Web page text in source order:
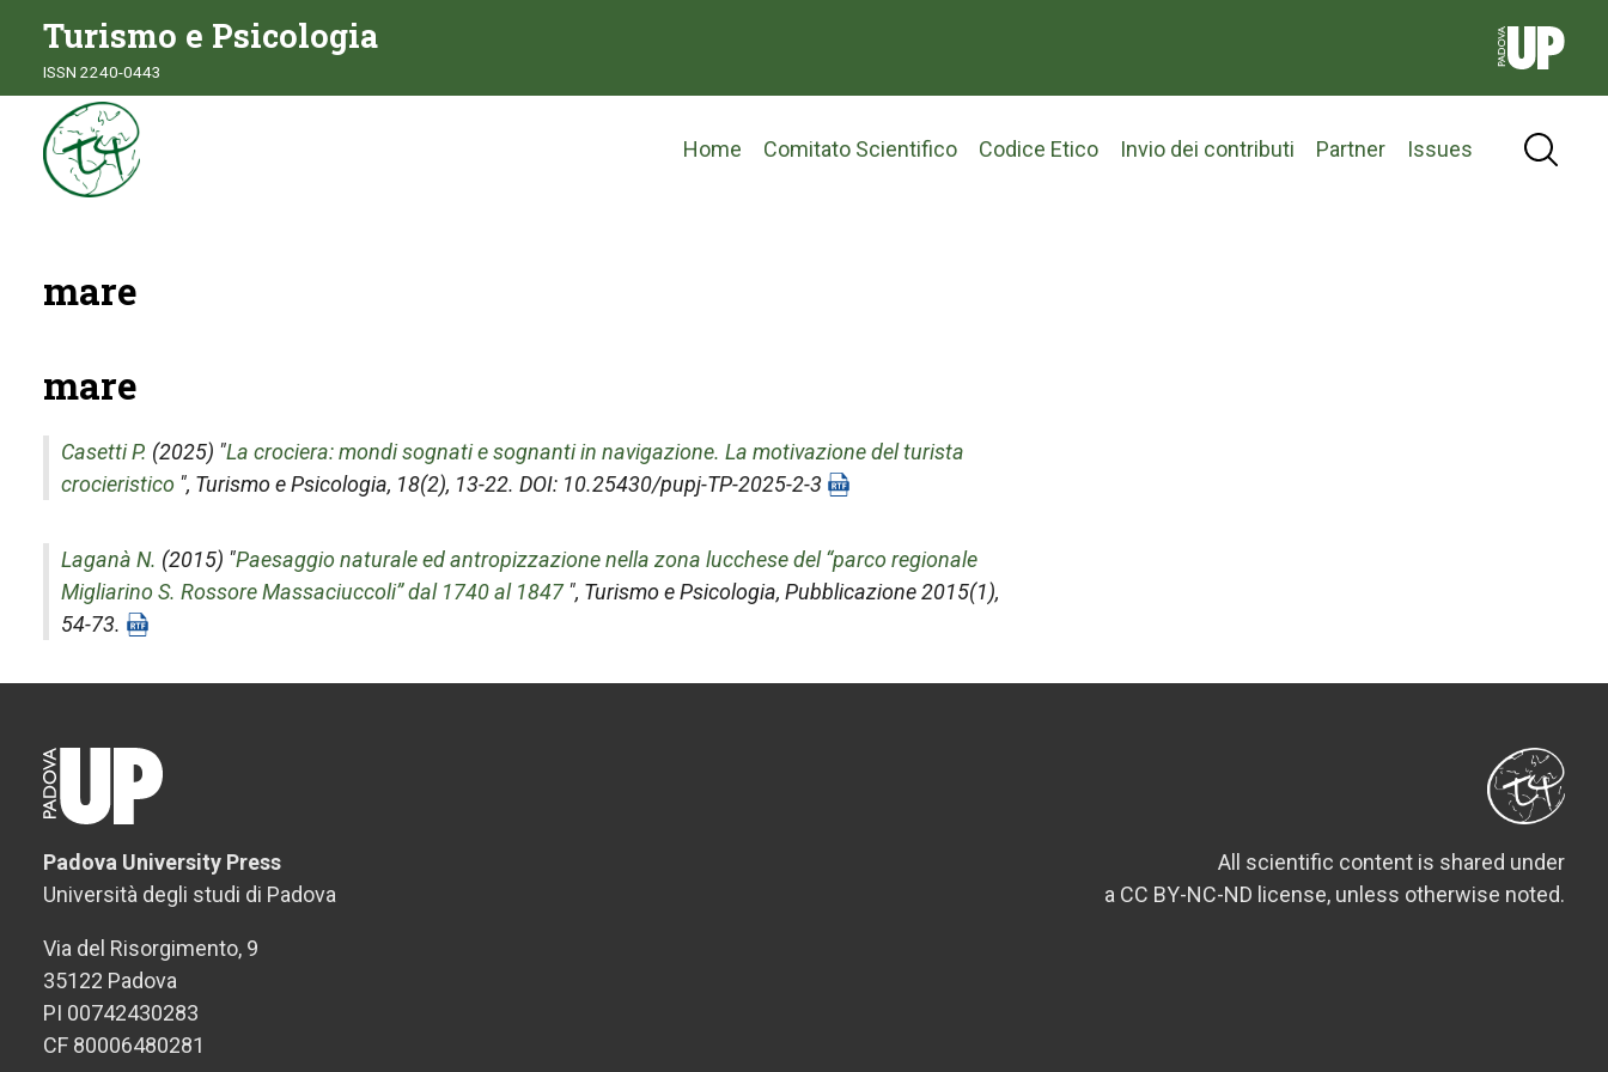
Turismo e Psicologia
ISSN 2240-0443
Main
Home Comitato Scientifico Codice Etico Invio dei contributi Partner Issues
mare
mare
Casetti P. (2025) "La crociera: mondi sognati e sognanti in navigazione. La motivazione del turista
crocieristico ", Turismo e Psicologia, 18(2), 13-22. DOI: 10.25430/pupj-TP-2025-2-3
Laganà N. (2015) "Paesaggio naturale ed antropizzazione nella zona lucchese del “parco regionale
Migliarino S. Rossore Massaciuccoli” dal 1740 al 1847", Turismo e Psicologia, Pubblicazione 2015(1),
54-73.
Padova University Press
Università degli studi di Padova
Via del Risorgimento, 9
35122 Padova
PI 00742430283
CF 80006480281
All scientific content is shared under
a CC BY-NC-ND license, unless otherwise noted.